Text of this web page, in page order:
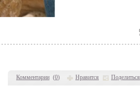
Комментарии (0) Нравится Поделиться